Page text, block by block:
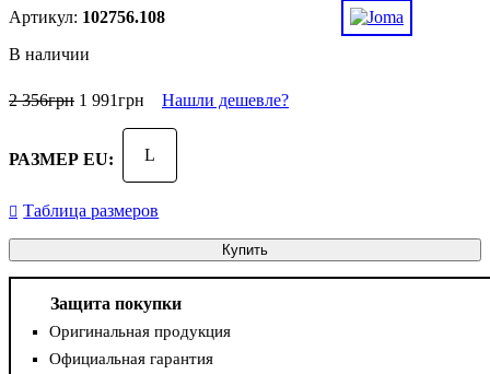
102756.108
В наличии
2 356грн 1 991грн Нашли дешевле?
РАЗМЕР EU: L
Таблица размеров
Купить
Защита покупки
Оригинальная продукция
Официальная гарантия